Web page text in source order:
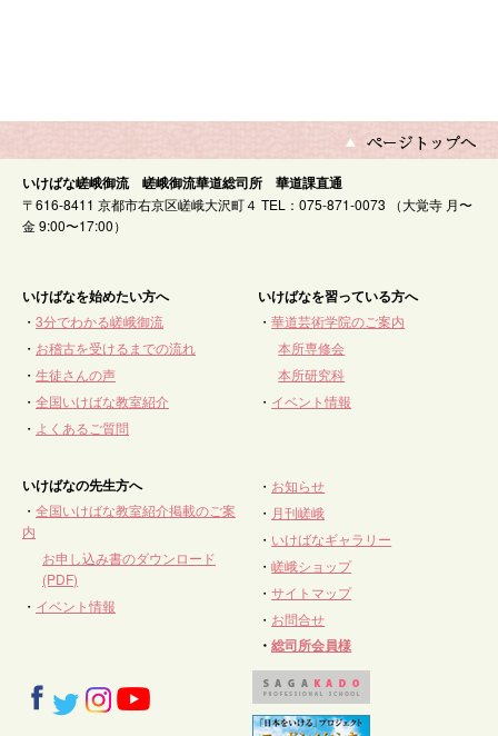
いけばな嵯峨御流 嵯峨御流華道総司所 華道課直通
〒616-8411 京都市右京区嵯峨大沢町４ TEL：075-871-0073 （大覚寺 月〜
金 9:00〜17:00）
いけばなを始めたい方へ
・ 3分でわかる嵯峨御流
・ お稽古を受けるまでの流れ
・ 生徒さんの声
・ 全国いけばな教室紹介
・ よくあるご質問
いけばなを習っている方へ
・華道芸術学院のご案内
本所専修会
本所研究科
・ イベント情報
いけばなの先生方へ
・ 全国いけばな教室紹介掲載のご案
内
お申し込み書のダウンロード
(PDF)
・ イベント情報
・ お知らせ
・ 月刊嵯峨
・ いけばなギャラリー
・嵯峨ショップ
・サイトマップ
・ お問合せ
・総司所会員様